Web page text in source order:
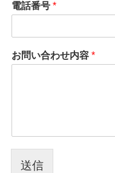
電話番号 *
お問い合わせ内容 *
送信